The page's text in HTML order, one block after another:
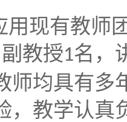
用现有教师
教授1名，
师均具有多
，教学认真